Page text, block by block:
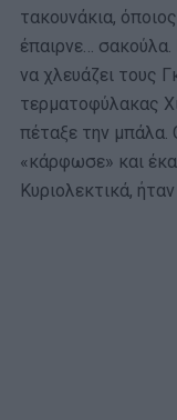
τακουνάκια,
έπαιρνε…
να χλευάζει τους
τερματοφύλακας
πέταξε την
«κάρφωσε» και
Κυριολεκτικά,